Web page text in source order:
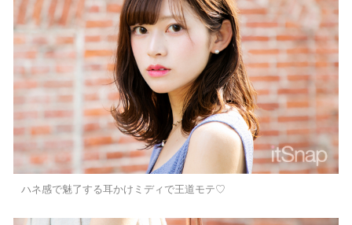
ハネ感で魅了する耳かけミディで王道モテ♡